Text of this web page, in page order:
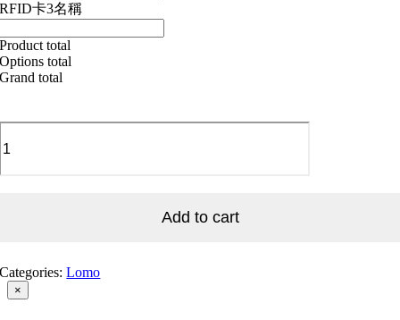
RFID卡3名稱
Product total
Options total
Grand total
Add to cart
Categories:Lomo
Close
product
×